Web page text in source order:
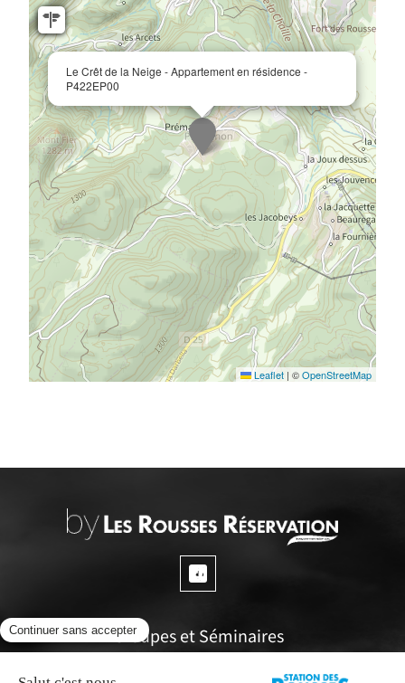
Le Crêt de la Neige - Appartement en résidence -
P422EP00
Leaflet | ©OpenStreetMap
Groupes et Séminaires